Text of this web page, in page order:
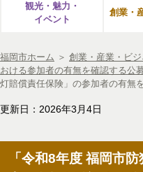
観光・魅力・
イベント
創業・
福岡市ホーム ＞ 創業・産業・ビジ
おける参加者の有無を確認する公
灯賠償責任保険」の参加者の有無
更新日：2026年3月4日
「令和8年度 福岡市